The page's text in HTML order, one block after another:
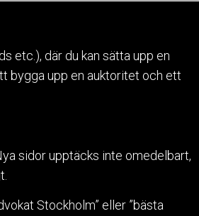
etc.), där du kan sätta upp en
bygga upp en auktoritet och ett
sidor upptäcks inte omedelbart,
Stockholm” eller ”bästa